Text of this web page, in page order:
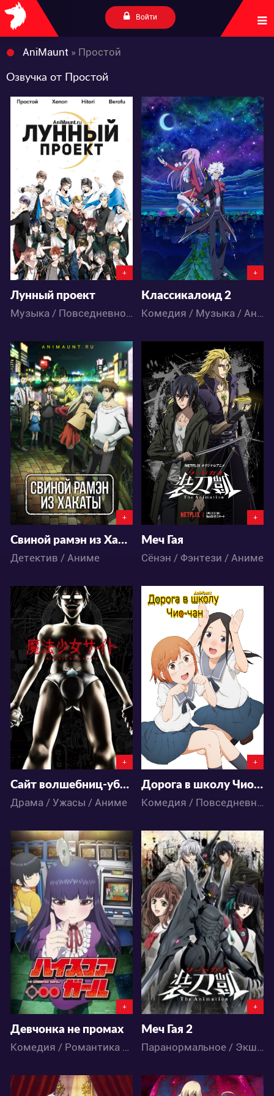
Войти
AniMaunt » Простой
Озвучка от Простой
12383
1 5
+
Лунный проект
Музыка / Повседневность / Аниме
11269
2 10
+
Классикалоид 2
Комедия / Музыка / Аниме
32147
9 88
+
Свиной рамэн из Хакаты
Детектив / Аниме
47159
25 155
+
Меч Гая
Сёнэн / Фэнтези / Аниме
54774
33 206
+
Сайт волшебниц-убийц
Драма / Ужасы / Аниме
20773
13 31
+
Дорога в школу Чио-чан
Комедия / Повседневность / Аниме
25870
24 43
+
Девчонка не промах
Комедия / Романтика / Сёнэн / Школа / Аниме
31084
12 56
+
Меч Гая 2
Паранормальное / Экшен / Драма / Сёнэн / Фэнтези / Аниме